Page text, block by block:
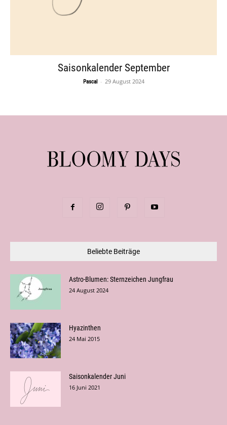
Saisonkalender September
Pascal - 29 August 2024
Beliebte Beiträge
Astro-Blumen: Sternzeichen Jungfrau
24 August 2024
Hyazinthen
24 Mai 2015
Saisonkalender Juni
16 Juni 2021